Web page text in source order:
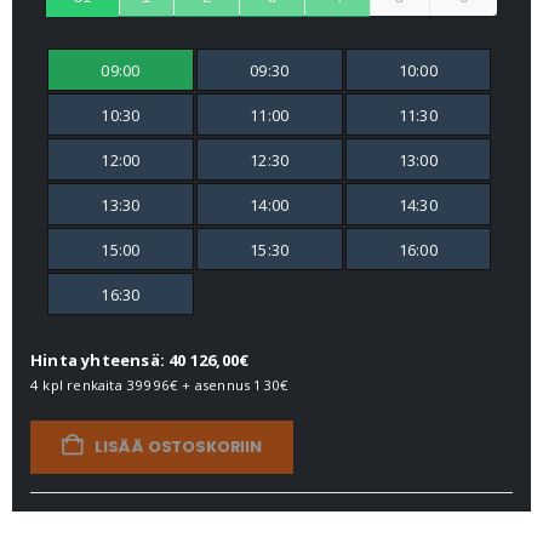
09:00 09:30 10:00
10:30 11:00 11:30
12:00 12:30 13:00
13:30 14:00 14:30
15:00 15:30 16:00
16:30
Hinta yhteensä: 40 126,00€
4 kpl renkaita 39996€ + asennus 130€
LISÄÄ OSTOSKORIIN